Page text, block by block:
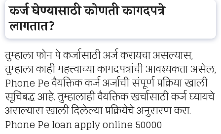
कर्ज घेण्यासाठी कोणती कागदपत्रे
लागतात?
तुम्हाला फोन पे कर्जासाठी अर्ज करायचा असल्यास,
तुम्हाला काही महत्त्वाच्या कागदपत्रांची आवश्यकता असेल,
Phone Pe वैयक्तिक कर्ज अर्जाची संपूर्ण प्रक्रिया खाली
सूचिबद्ध आहे. तुम्हालाही वैयक्तिक खर्चासाठी कर्ज घ्यायचे
असल्यास खाली दिलेल्या प्रक्रियेचे अनुसरण करा.
Phone Pe loan apply online 50000